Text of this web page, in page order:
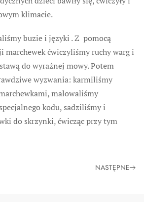
klimacie.
buzie i języki . Z pomocą
marchewek ćwiczyliśmy ruchy warg i
do wyraźnej mowy. Potem
wyzwania: karmiliśmy
malowaliśmy
kodu, sadziliśmy i
do skrzynki, ćwicząc przy tym
NASTĘPNE